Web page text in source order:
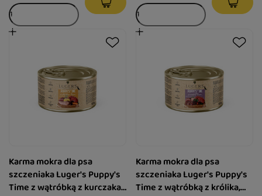
Karma mokra dla psa
szczeniaka Luger's Puppy's
Time z wątróbką z kurczaka,
Karma mokra dla psa
szczeniaka Luger's Puppy's
Time z wątróbką z królika,